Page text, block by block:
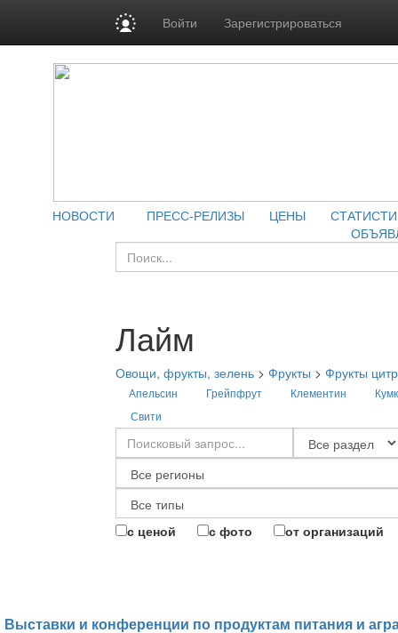
Войти Зарегистрироваться
НОВОСТИ ПРЕСС-РЕЛИЗЫ ЦЕНЫ
Лайм
Овощи, фрукты, зелень > Фрукты > Фрукты
Апельсин Грейпфрут Клементин
Свити
с ценой с фото от организаций
Выставки и конференции по продуктам питания и